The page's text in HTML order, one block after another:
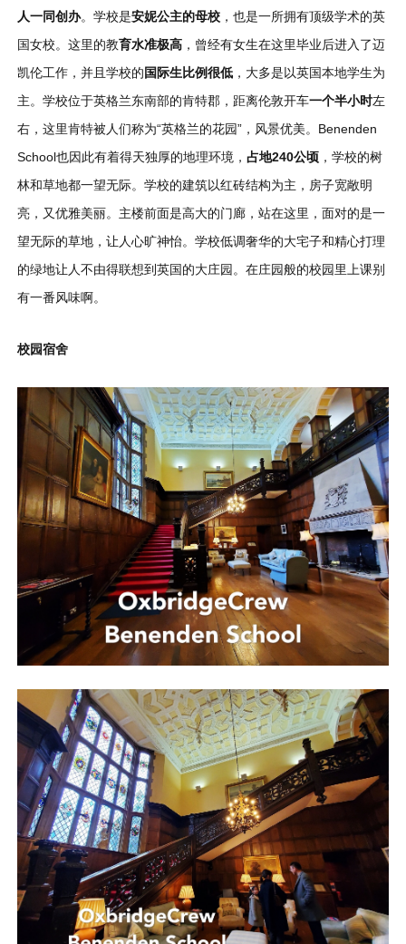
人一同创办。学校是安妮公主的母校，也是一所拥有顶级学术的英
国女校。这里的教育水准极高，曾经有女生在这里毕业后进入了迈
凯伦工作，并且学校的国际生比例很低，大多是以英国本地学生为
主。学校位于英格兰东南部的肯特郡，距离伦敦开车一个半小时左
右，这里肯特被人们称为“英格兰的花园”，风景优美。Benenden
School也因此有着得天独厚的地理环境， 占地240公顷，学校的树
林和草地都一望无际。学校的建筑以红砖结构为主，房子宽敞明
亮，又优雅美丽。主楼前面是高大的门廊，站在这里，面对的是一
望无际的草地，让人心旷神怡。学校低调奢华的大宅子和精心打理
的绿地让人不由得联想到英国的大庄园。在庄园般的校园里上课别
有一番风味啊。
校园宿舍